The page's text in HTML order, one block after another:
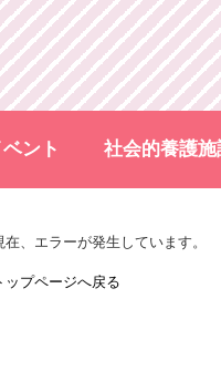
ント 社会的養護施
在、エラーが発生しています。
ップページへ戻る